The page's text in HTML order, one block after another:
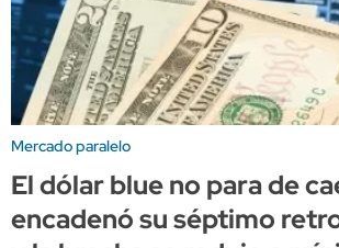
Mercado paralelo
El dólar blue no para de
encadenó su séptimo